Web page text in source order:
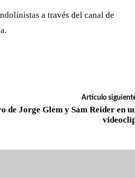
a través del canal de
Artículo
de Jorge Glem y Sam Reider en